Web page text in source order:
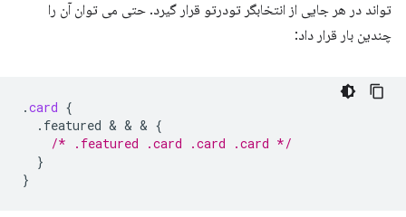
تواند در هر جایی از انتخابگر تودرتو قرار گیرد. حتی می توان آن را
چندین بار قرار داد:
.card {
.featured & & & {
/* .featured .card .card .card */
}
}